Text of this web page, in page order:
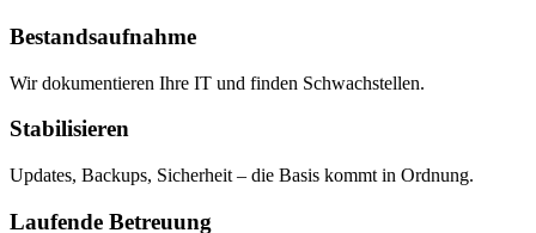
Bestandsaufnahme
Wir dokumentieren Ihre IT und finden Schwachstellen.
Stabilisieren
Updates, Backups, Sicherheit – die Basis kommt in Ordnung.
Laufende Betreuung